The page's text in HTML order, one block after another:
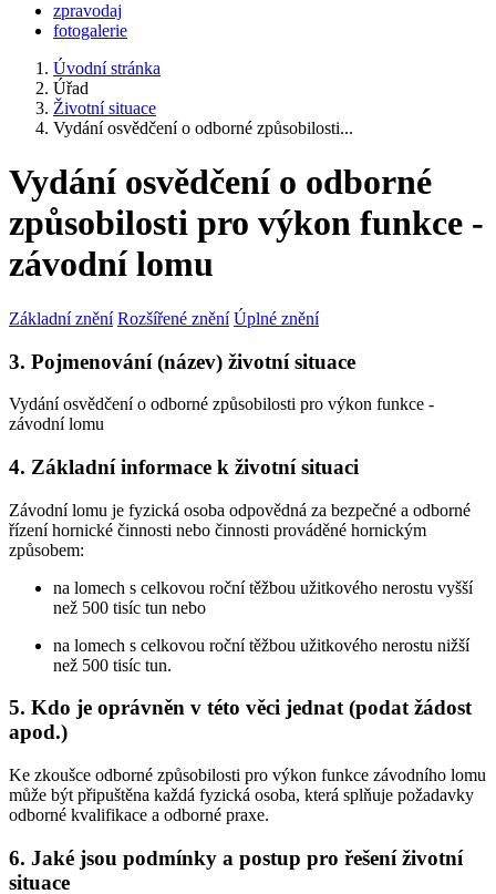
zpravodaj
fotogalerie
Úvodní stránka
Úřad
Životní situace
Vydání osvědčení o odborné způsobilosti...
Vydání osvědčení o odborné
způsobilosti pro výkon funkce -
závodní lomu
Základní znění Rozšířené znění Úplné znění
3. Pojmenování (název) životní situace
Vydání osvědčení o odborné způsobilosti pro výkon funkce -
závodní lomu
4. Základní informace k životní situaci
Závodní lomu je fyzická osoba odpovědná za bezpečné a odborné
řízení hornické činnosti nebo činnosti prováděné hornickým
způsobem:
na lomech s celkovou roční těžbou užitkového nerostu vyšší
než 500 tisíc tun nebo
na lomech s celkovou roční těžbou užitkového nerostu nižší
než 500 tisíc tun.
5. Kdo je oprávněn v této věci jednat (podat žádost
apod.)
Ke zkoušce odborné způsobilosti pro výkon funkce závodního lomu
může být připuštěna každá fyzická osoba, která splňuje požadavky
odborné kvalifikace a odborné praxe.
6. Jaké jsou podmínky a postup pro řešení životní
situace